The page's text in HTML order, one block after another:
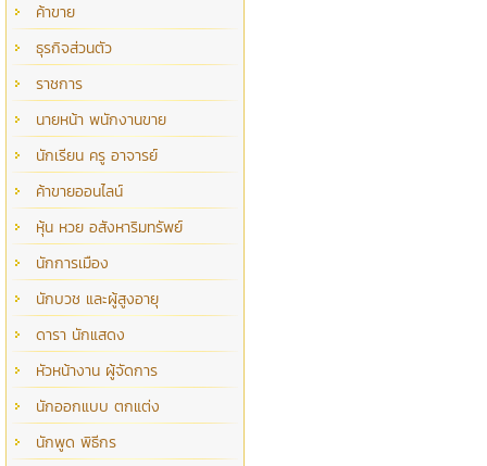
ค้าขาย
ธุรกิจส่วนตัว
ราชการ
นายหน้า พนักงานขาย
นักเรียน ครู อาจารย์
ค้าขายออนไลน์
หุ้น หวย อสังหาริมทรัพย์
นักการเมือง
นักบวช และผู้สูงอายุ
ดารา นักแสดง
หัวหน้างาน ผู้จัดการ
นักออกแบบ ตกแต่ง
นักพูด พิธีกร